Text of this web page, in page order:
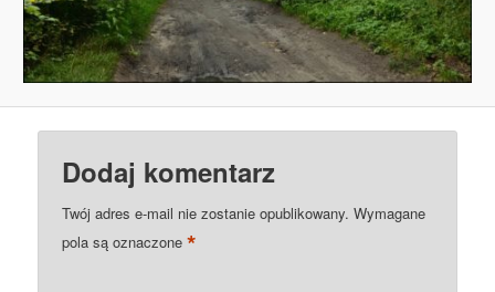
Dodaj komentarz
Twój adres e-mail nie zostanie opublikowany. Wymagane
pola są oznaczone*